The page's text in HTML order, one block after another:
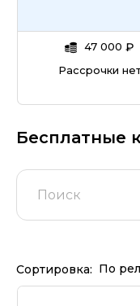
47 000 ₽
Рассрочки
Бесплатные
Сортировка: По